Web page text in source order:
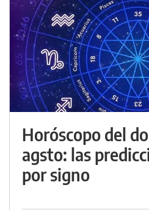
Horóscopo del
agsto: las
por signo